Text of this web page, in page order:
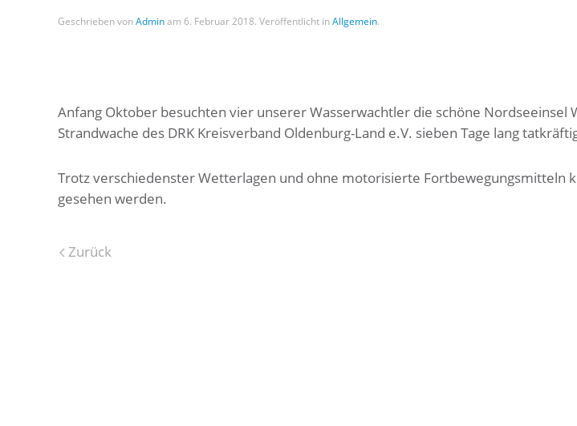
Geschrieben vonAdminam 6. Februar 2018. Veröffentlicht inAllgemein.
Anfang Oktober besuchten vier unserer Wasserwachtler die schöne Nordseeinsel
Strandwache des DRK Kreisverband Oldenburg-Land e.V. sieben Tage lang
Trotz verschiedenster Wetterlagen und ohne motorisierte Fortbewegungsmitteln
gesehen werden.
Zurück